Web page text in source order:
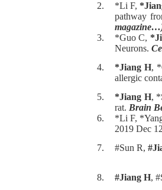
2.
*Li F,
pathway
3.
*Guo C,
Neurons.
4.
*Jiang H,
allergic
5.
*Jiang H,
rat. Brain
6.
*Li F,
2019 Dec
7.
#Sun R,
8. #Jiang H,